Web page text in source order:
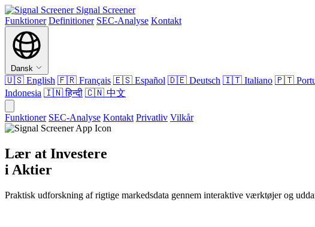
Signal Screener
Funktioner Definitioner SEC-Analyse Kontakt
Dansk
🇺🇸 English 🇫🇷 Français 🇪🇸 Español 🇩🇪 Deutsch 🇮🇹 Italiano 🇵🇹
Indonesia 🇮🇳हिन्दी 🇨🇳 中文
Funktioner SEC-Analyse Kontakt Privatliv Vilkår
Lær at Investere
i Aktier
Praktisk udforskning af rigtige markedsdata gennem interaktive værktøjer og